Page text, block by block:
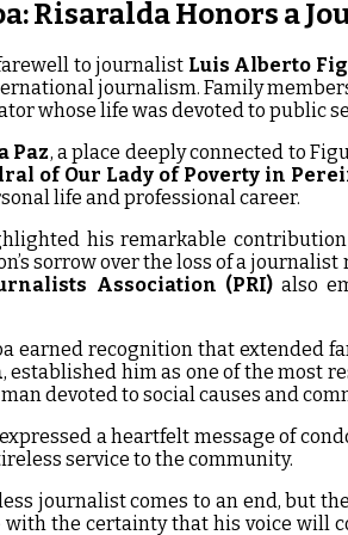
Risaralda Honors a
to journalist Luis Alberto
journalism. Family
whose life was devoted to public
Paz, a place deeply connected to
of Our Lady of Poverty in
life and professional career.
his remarkable
sorrow over the loss of a
Association (PRI)also
recognition that extended
, established him as one of the most
devoted to social causes and
a heartfelt message of
service to the community.
journalist comes to an end, but
the certainty that his voice